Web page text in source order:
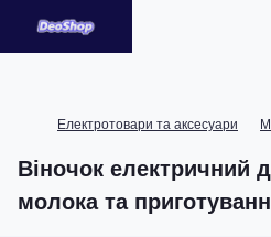
Електротовари та аксесуари
Віночок електричний
молока та